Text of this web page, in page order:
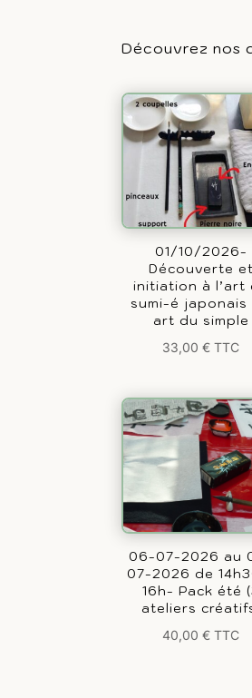
Découvrez nos
01/10/2026-
Découverte et
initiation à l’art
sumi-é japonais
art du simple
33,00€ TTC
06-07-2026 au
07-2026 de
16h- Pack été
ateliers
40,00€ TTC